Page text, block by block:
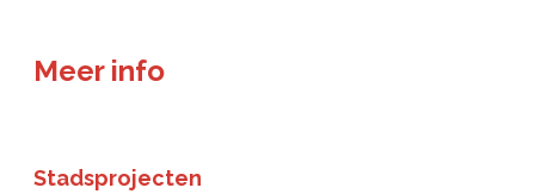
Meer info
Stadsprojecten